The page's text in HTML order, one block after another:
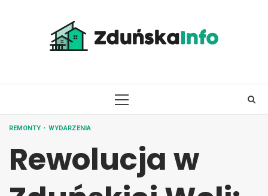
PRIMARY
REMONTY WYDARZENIA
Rewolucja w